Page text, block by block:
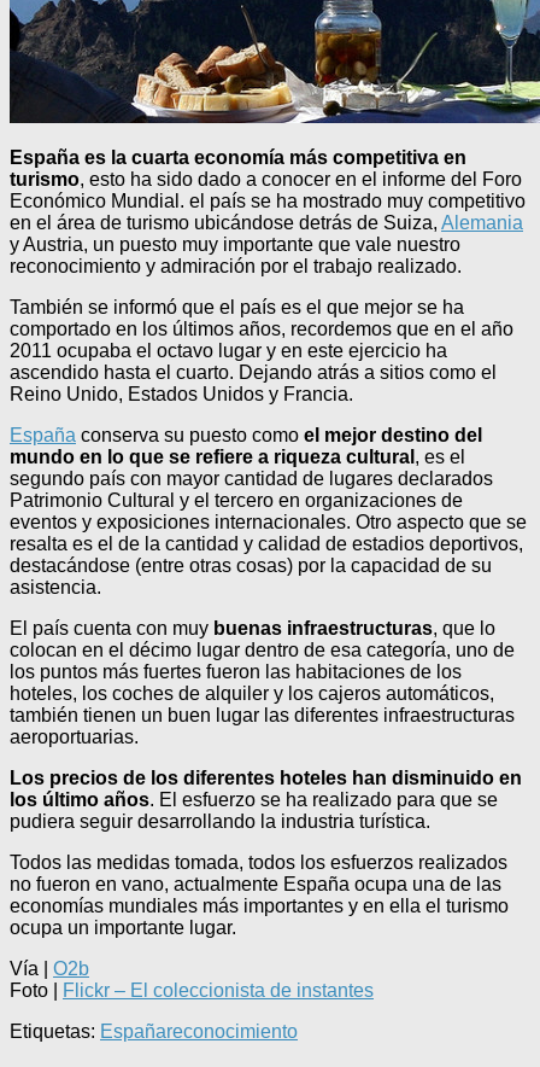
España es la cuarta economía más competitiva en
turismo, esto ha sido dado a conocer en el informe del Foro
Económico Mundial. el país se ha mostrado muy competitivo
en el área de turismo ubicándose detrás de Suiza, Alemania
y Austria, un puesto muy importante que vale nuestro
reconocimiento y admiración por el trabajo realizado.
También se informó que el país es el que mejor se ha
comportado en los últimos años, recordemos que en el año
2011 ocupaba el octavo lugar y en este ejercicio ha
ascendido hasta el cuarto. Dejando atrás a sitios como el
Reino Unido, Estados Unidos y Francia.
España conserva su puesto como el mejor destino del
mundo en lo que se refiere a riqueza cultural , es el
segundo país con mayor cantidad de lugares declarados
Patrimonio Cultural y el tercero en organizaciones de
eventos y exposiciones internacionales. Otro aspecto que se
resalta es el de la cantidad y calidad de estadios deportivos,
destacándose (entre otras cosas) por la capacidad de su
asistencia.
El país cuenta con muy buenas infraestructuras, que lo
colocan en el décimo lugar dentro de esa categoría, uno de
los puntos más fuertes fueron las habitaciones de los
hoteles, los coches de alquiler y los cajeros automáticos,
también tienen un buen lugar las diferentes infraestructuras
aeroportuarias.
Los precios de los diferentes hoteles han disminuido en
los último años. El esfuerzo se ha realizado para que se
pudiera seguir desarrollando la industria turística.
Todos las medidas tomada, todos los esfuerzos realizados
no fueron en vano, actualmente España ocupa una de las
economías mundiales más importantes y en ella el turismo
ocupa un importante lugar.
Vía | O2b
Foto |
Flickr – El coleccionista de instantes
Etiquetas: Españareconocimiento